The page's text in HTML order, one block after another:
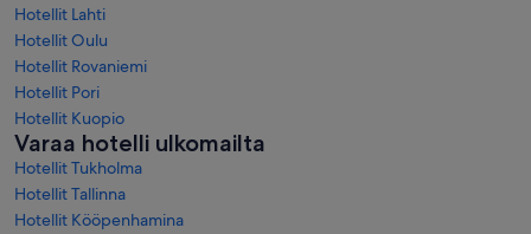
Hotellit Lahti
Hotellit Oulu
Hotellit Rovaniemi
Hotellit Pori
Hotellit Kuopio
Varaa hotelli ulkomailta
Hotellit Tukholma
Hotellit Tallinna
Hotellit Kööpenhamina